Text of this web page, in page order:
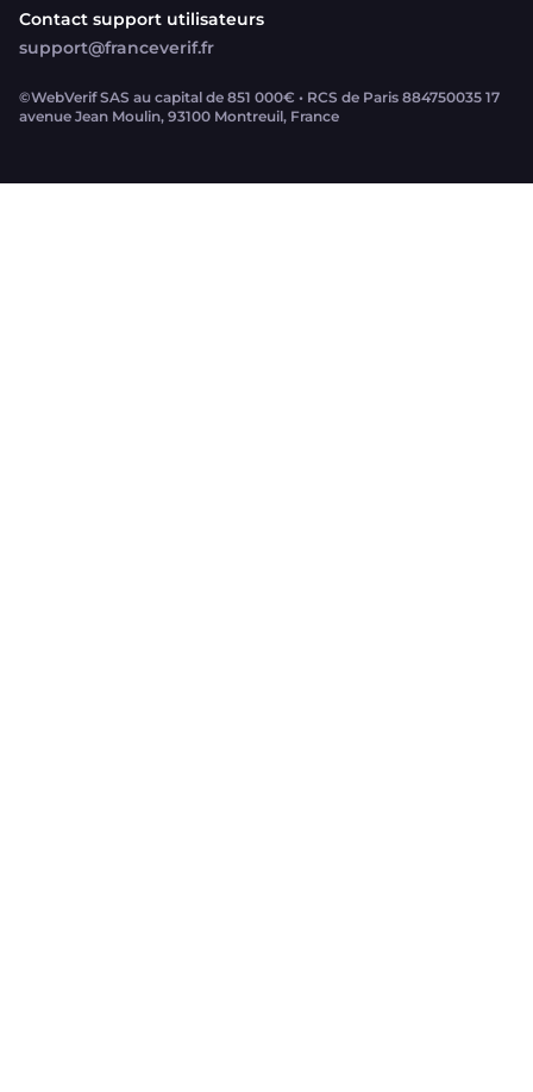
Contact support utilisateurs
support@franceverif.fr
©WebVerif SAS au capital de 851 000€ • RCS de Paris 884750035 17
avenue Jean Moulin, 93100 Montreuil, France